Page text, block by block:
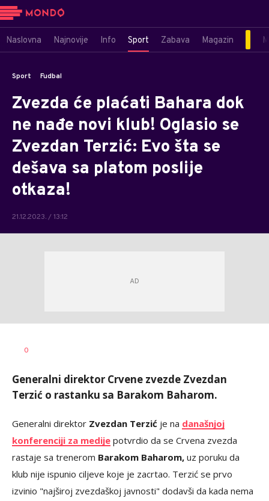
Naslovna Najnovije Info Sport Zabava Magazin
Sport Fudbal
Zvezda će plaćati Bahara dok
ne nađe novi klub! Oglasio se
Zvezdan Terzić: Evo šta se
dešava sa platom poslije
otkaza!
21.12.2023. / 13:12
AUTOR
0
Generalni direktor Crvene zvezde Zvezdan
Terzić o rastanku sa Barakom Baharom.
Generalni direktor Zvezdan Terzić je na današnjoj
konferenciji za medije potvrdio da se Crvena zvezda
rastaje sa trenerom Barakom Baharom, uz poruku da
klub nije ispunio ciljeve koje je zacrtao. Terzić se prvo
izvinio "najširoj zvezdaškoj javnosti" dodavši da kada nema